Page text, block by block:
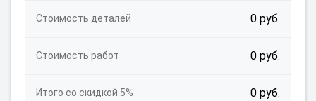
0 руб.
Стоимость деталей
0 руб.
Стоимость работ
0 руб.
Итого со скидкой 5%